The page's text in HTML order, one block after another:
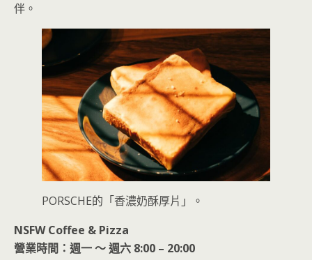
伴。
PORSCHE的「香濃奶酥厚片」。
NSFW Coffee & Pizza
營業時間：週一 ～ 週六 8:00 – 20:00